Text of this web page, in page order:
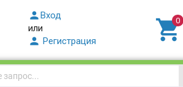
Вход
или
 Регистрация 